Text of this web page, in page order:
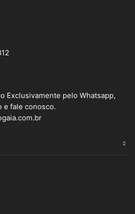
Exclusivamente pelo Whatsapp,
e fale conosco.